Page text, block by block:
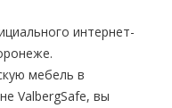
интернет-
мебель в
ValbergSafe, вы